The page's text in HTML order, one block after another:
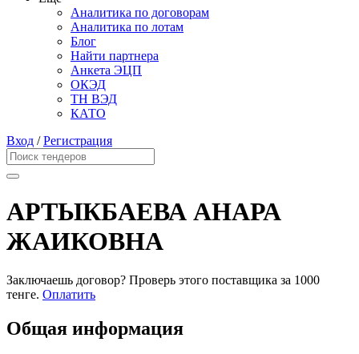
Аналитика по договорам
Аналитика по лотам
Блог
Найти партнера
Анкета ЭЦП
ОКЭД
ТН ВЭД
КАТО
Вход /Регистрация
АРТЫКБАЕВА АНАРА
ЖАИКОВНА
Заключаешь договор? Проверь этого поставщика за 1000
тенге. Оплатить
Общая информация